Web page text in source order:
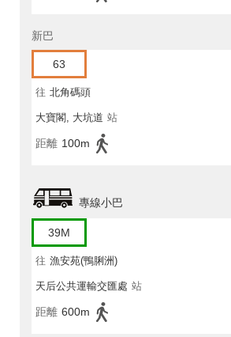
新巴
63
往 北角碼頭
大寶閣, 大坑道 站
距離 100m
專線小巴
39M
往 漁安苑(鴨脷洲)
天后公共運輸交匯處 站
距離 600m